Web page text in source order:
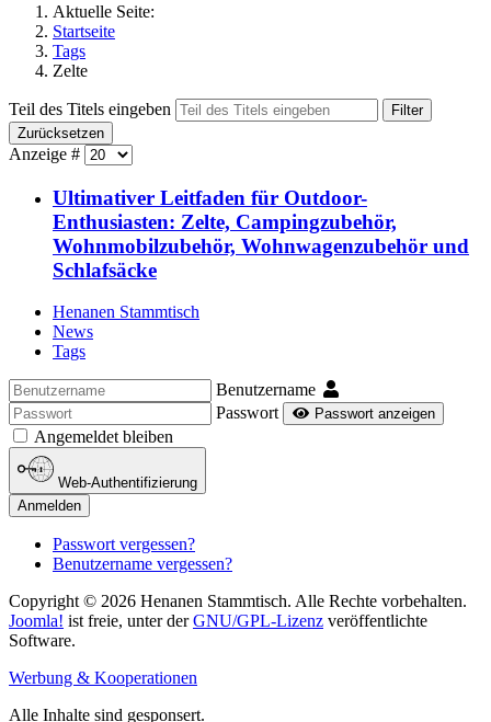
Aktuelle Seite:
Startseite
Tags
Zelte
Teil des Titels eingeben
Filter
Zurücksetzen
Anzeige #
Ultimativer Leitfaden für Outdoor-
Enthusiasten: Zelte, Campingzubehör,
Wohnmobilzubehör, Wohnwagenzubehör und
Schlafsäcke
Henanen Stammtisch
News
Tags
Benutzername
Passwort
Passwort anzeigen
Angemeldet bleiben
Web-Authentifizierung
Anmelden
Passwort vergessen?
Benutzername vergessen?
Copyright © 2026 Henanen Stammtisch. Alle Rechte vorbehalten.
Joomla! ist freie, unter derGNU/GPL-Lizenz veröffentlichte
Software.
Werbung & Kooperationen
Alle Inhalte sind gesponsert.